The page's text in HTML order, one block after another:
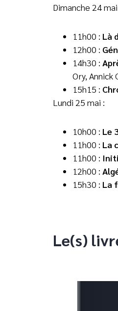
Dimanche 24
11h00 : Là
12h00 :
14h30 :
Ory, Annick
15h15 :
Lundi 25 mai :
10h00 : Le
11h00 : La
11h00 :
12h00 :
15h30 : La
Le(s)